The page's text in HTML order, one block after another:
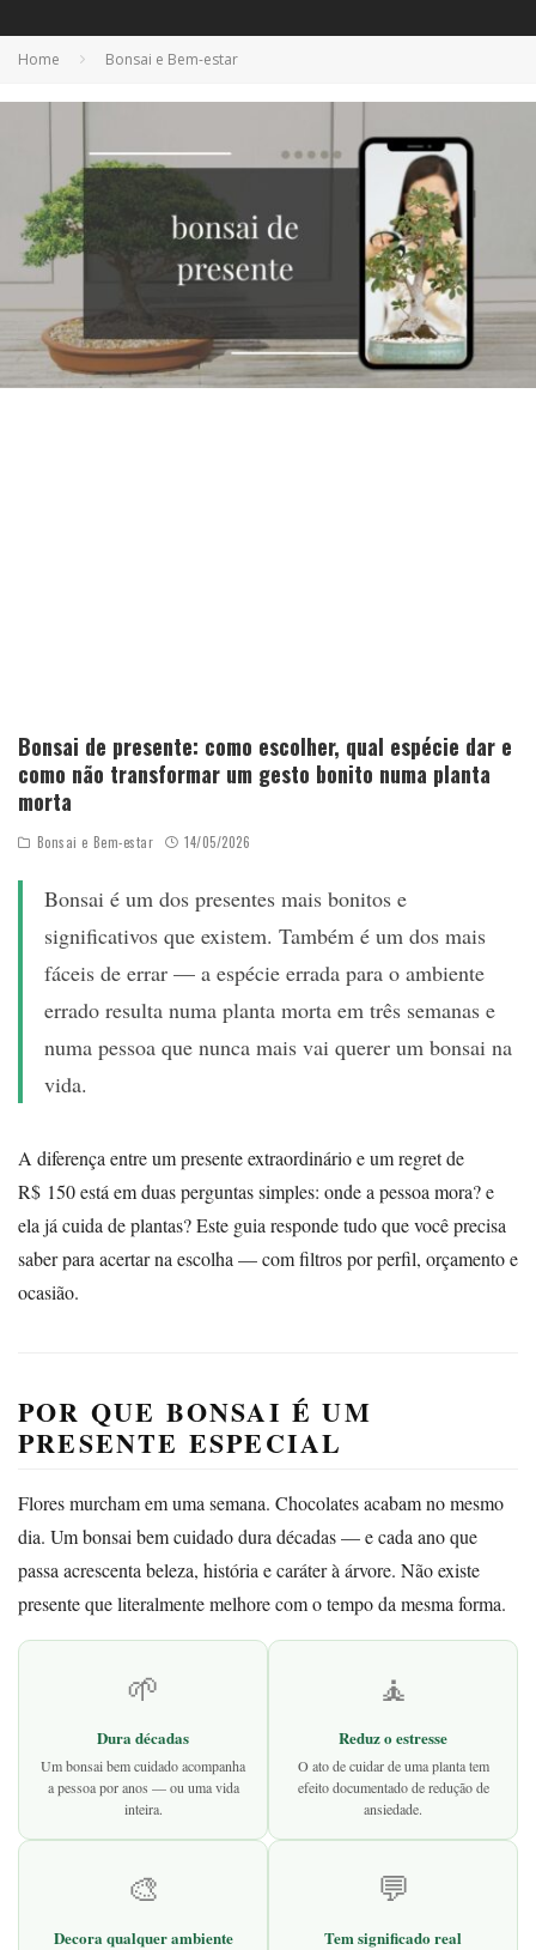
Home Bonsai e Bem-estar
Bonsai de presente: como escolher, qual espécie dar e
como não transformar um gesto bonito numa planta
morta
Bonsai e Bem-estar 14/05/2026
Bonsai é um dos presentes mais bonitos e
significativos que existem. Também é um dos mais
fáceis de errar — a espécie errada para o ambiente
errado resulta numa planta morta em três semanas e
numa pessoa que nunca mais vai querer um bonsai na
vida.
A diferença entre um presente extraordinário e um regret de
R$ 150 está em duas perguntas simples: onde a pessoa mora? e
ela já cuida de plantas? Este guia responde tudo que você precisa
saber para acertar na escolha — com filtros por perfil, orçamento e
ocasião.
POR QUE BONSAI É UM
PRESENTE ESPECIAL
Flores murcham em uma semana. Chocolates acabam no mesmo
dia. Um bonsai bem cuidado dura décadas — e cada ano que
passa acrescenta beleza, história e caráter à árvore. Não existe
presente que literalmente melhore com o tempo da mesma forma.
🌱
Dura décadas
Um bonsai bem cuidado acompanha
a pessoa por anos — ou uma vida
inteira.
🧘
Reduz o estresse
O ato de cuidar de uma planta tem
efeito documentado de redução de
ansiedade.
🎨
Decora qualquer ambiente
💬
Tem significado real